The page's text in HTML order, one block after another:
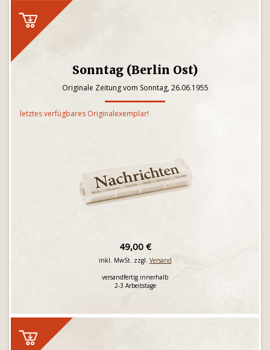
Sonntag (Berlin Ost)
Originale Zeitung vom Sonntag, 26.06.1955
letztes verfügbares Originalexemplar!
49,00 €
inkl. MwSt. zzgl. Versand
versandfertig innerhalb
2-3 Arbeitstage